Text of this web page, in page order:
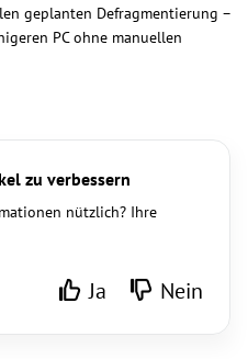
geplanten Defragmentierung –
PC ohne manuellen
zu verbessern
nützlich? Ihre
Ja Nein